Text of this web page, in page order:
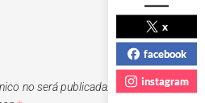
no será publicada.
Los campos
x
facebook
instagram